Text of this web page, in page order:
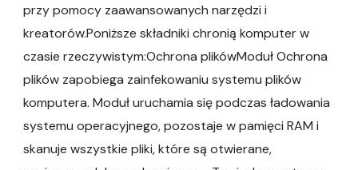
przy pomocy zaawansowanych narzędzi i
kreatorów.Poniższe składniki chronią komputer w
czasie rzeczywistym:Ochrona plikówModuł Ochrona
plików zapobiega zainfekowaniu systemu plików
komputera. Moduł uruchamia się podczas ładowania
systemu operacyjnego, pozostaje w pamięci RAM i
skanuje wszystkie pliki, które są otwierane,